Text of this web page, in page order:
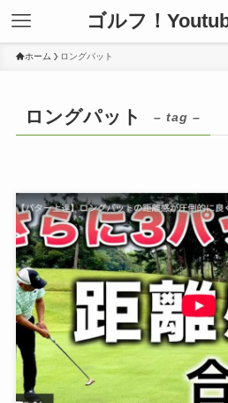
ゴルフ！
ホーム ロングパット
ロングパット – tag –